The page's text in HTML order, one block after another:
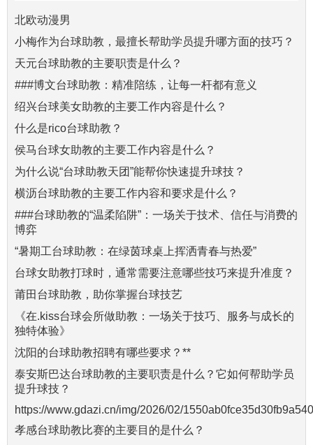
北欧动漫男
小梅作为台球助教，最擅长帮助学员提升哪方面的技巧？
天元台球助教的主要职责是什么？
###博文台球助教：精准陪练，让每一杆都有意义
绍兴台球美女助教的主要工作内容是什么？
什么是rico台球助教？
侯马台球女助教的主要工作内容是什么？
为什么说“台球助教天团”能帮你快速提升球技？
横沥台球助教的主要工作内容和要求是什么？
###台球助教的“温柔陷阱”：一场关于技术、信任与消费的
博弈
“暑期工台球助教：在绿茵球桌上挥洒青春与热爱”
台球女助教打球时，通常需要注意哪些技巧来提升准度？
莆田台球助教，助你掌握台球技艺
《在.kiss台球会所做助教：一场关于技巧、服务与成长的
独特体验》
沈阳的台球助教招聘有哪些要求？**
泰安斯巴达台球助教的主要职责是什么？它如何帮助学员
提升球技？
https://www.gdazi.cn/img/2026/02/
孝感台球助教比赛的主要目的是什么？